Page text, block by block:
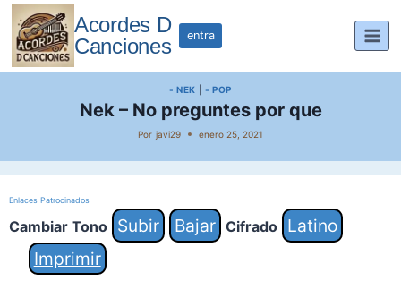
Saltar
contenido
Acordes D
Canciones
entra
- NEK |- POP
Nek – No preguntes por que
Por javi29 enero 25, 2021
Enlaces Patrocinados
Cambiar Tono Subir Bajar Cifrado
Latino
Imprimir